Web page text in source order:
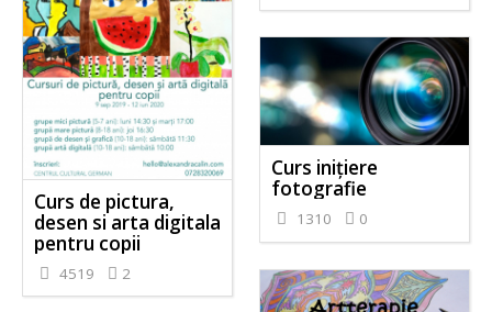
Curs de pictura,
desen si arta digitala
pentru copii
4519 2
Curs inițiere
fotografie
1310 0